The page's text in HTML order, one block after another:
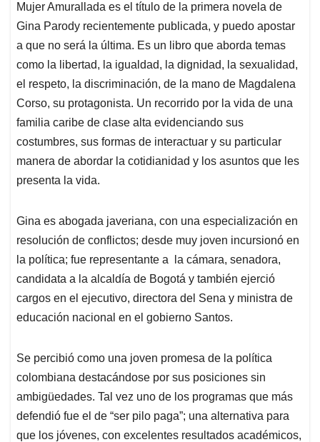
s
A
p
p
b
o
o
k
e
d
I
n
l
a
d
s
Mujer Amurallada es el título de la primera novela de
Gina Parody recientemente publicada, y puedo apostar
a que no será la última. Es un libro que aborda temas
como la libertad, la igualdad, la dignidad, la sexualidad,
el respeto, la discriminación, de la mano de Magdalena
Corso, su protagonista. Un recorrido por la vida de una
familia caribe de clase alta evidenciando sus
costumbres, sus formas de interactuar y su particular
manera de abordar la cotidianidad y los asuntos que les
presenta la vida.
Gina es abogada javeriana, con una especialización en
resolución de conflictos; desde muy joven incursionó en
la política; fue representante a la cámara, senadora,
candidata a la alcaldía de Bogotá y también ejerció
cargos en el ejecutivo, directora del Sena y ministra de
educación nacional en el gobierno Santos.
Se percibió como una joven promesa de la política
colombiana destacándose por sus posiciones sin
ambigüedades. Tal vez uno de los programas que más
defendió fue el de “ser pilo paga”; una alternativa para
que los jóvenes, con excelentes resultados académicos,